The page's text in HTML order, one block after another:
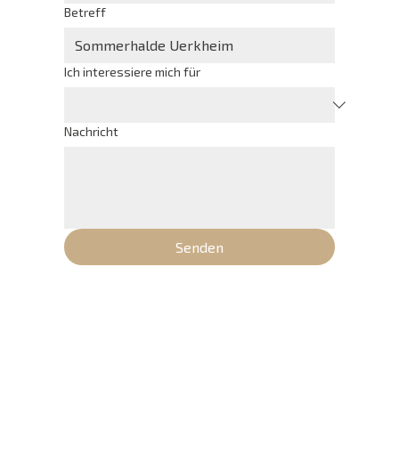
Betreff
Ich interessiere mich für
Nachricht
Senden